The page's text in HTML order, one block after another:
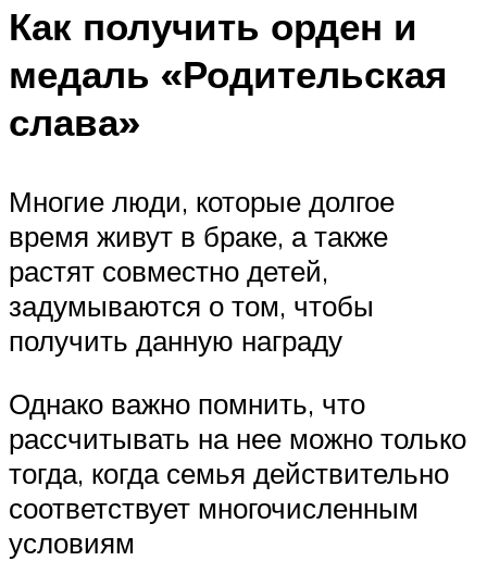
Как получить орден и
медаль «Родительская
слава»
Многие люди, которые долгое
время живут в браке, а также
растят совместно детей,
задумываются о том, чтобы
получить данную награду
Однако важно помнить, что
рассчитывать на нее можно только
тогда, когда семья действительно
соответствует многочисленным
условиям